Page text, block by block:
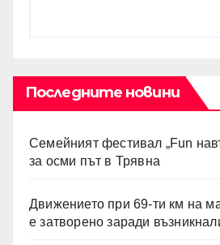
Последните новини
Семейният фестивал „Fun
за осми път в Трявна
Движението при 69-ти км на
е затворено заради